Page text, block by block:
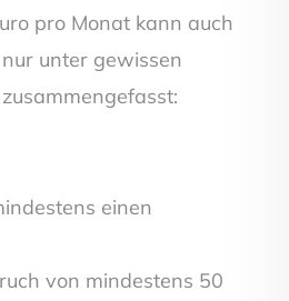
pro Monat kann auch
unter gewissen
einen
von mindestens 50